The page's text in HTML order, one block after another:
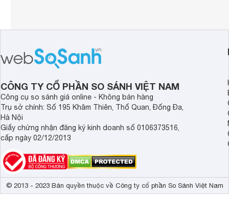
CÔNG TY CỔ PHẦN SO SÁNH VIỆT NAM
Công cụ so sánh giá online - Không bán hàng
Trụ sở chính: Số 195 Khâm Thiên, Thổ Quan, Đống Đa,
Hà Nội
Giấy chứng nhận đăng ký kinh doanh số 0106373516,
cấp ngày 02/12/2013
© 2013 - 2023 Bản quyền thuộc về Công ty cổ phần So Sánh Việt Nam